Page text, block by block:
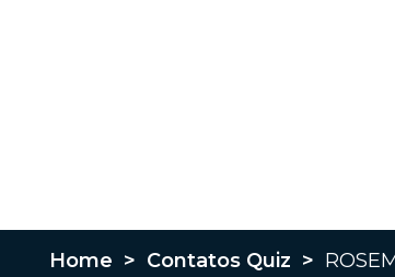
Home > Contatos Quiz >